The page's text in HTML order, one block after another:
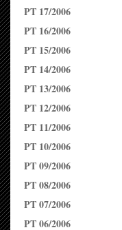
PT 17/2006
PT 16/2006
PT 15/2006
PT 14/2006
PT 13/2006
PT 12/2006
PT 11/2006
PT 10/2006
PT 09/2006
PT 08/2006
PT 07/2006
PT 06/2006